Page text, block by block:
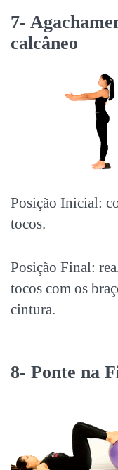
7-
calcâneo
Posição Inicial:
tocos.
Posição Final:
tocos com os
cintura.
8- Ponte na